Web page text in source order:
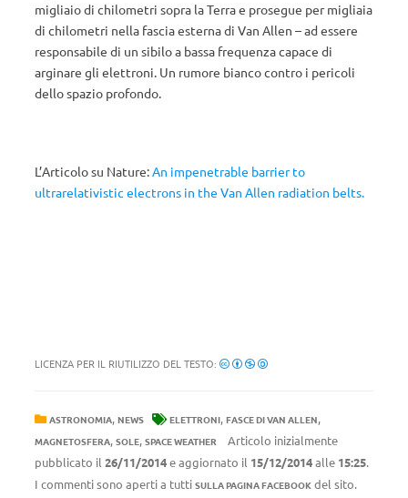
migliaio di chilometri sopra la Terra e prosegue per migliaia
di chilometri nella fascia esterna di Van Allen – ad essere
responsabile di un sibilo a bassa frequenza capace di
arginare gli elettroni. Un rumore bianco contro i pericoli
dello spazio profondo.
L’Articolo su Nature:An impenetrable barrier to
ultrarelativistic electrons in the Van Allen radiation belts.
LICENZA PER IL RIUTILIZZO DEL TESTO:
ASTRONOMIA, NEWS ELETTRONI, FASCE DI VAN ALLEN,
MAGNETOSFERA, SOLE, SPACE WEATHER
Articolo inizialmente
pubblicato il 26/11/2014e aggiornato il 15/12/2014alle 15:25.
I commenti sono aperti a tutti SULLA PAGINA FACEBOOK del sito.